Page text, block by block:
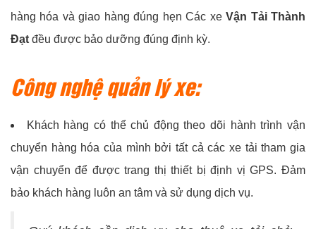
hàng hóa và giao hàng đúng hẹn Các xeVận Tải Thành
Đạt đều được bảo dưỡng đúng định kỳ.
Công nghệ quản lý xe:
Khách hàng có thể chủ động theo dõi hành trình vận
chuyển hàng hóa của mình bởi tất cả các xe tải tham gia
vận chuyển để được trang thị thiết bị định vị GPS. Đảm
bảo khách hàng luôn an tâm và sử dụng dịch vụ.